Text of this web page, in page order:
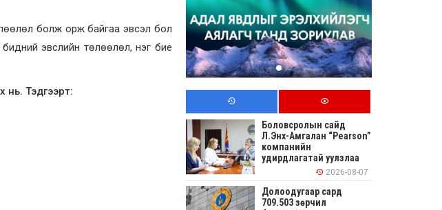
болж орж байгаа эвсэл бол
эвслийн төлөөлөл, нэг бие
нь. Тэдгээрт:
Боловсролын сайд
Л.Энх-Амгалан “Pearson”
компанийн
удирдлагатай уулзлаа
2026-08-07
Долоодугаар сард
709.503 зөрчил